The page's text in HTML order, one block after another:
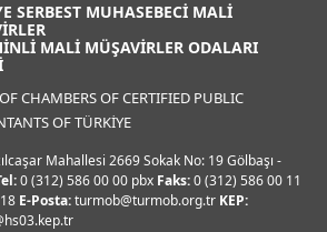
SERBEST MUHASEBECİ MALİ
MALİ MÜŞAVİRLER ODALARI
CHAMBERS OF CERTIFIED PUBLIC
OF TÜRKİYE
Mahallesi 2669 Sokak No: 19 Gölbaşı -
0 (312) 586 00 00 pbx Faks:0 (312) 586 00 11
E-Posta:turmob@turmob.org.tr KEP: